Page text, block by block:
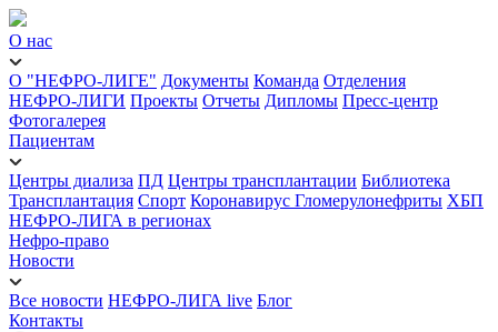
О нас
О "НЕФРО-ЛИГЕ" Документы Команда Отделения
НЕФРО-ЛИГИ Проекты Отчеты Дипломы Пресс-центр
Фотогалерея
Пациентам
Центры диализа ПД Центры трансплантации Библиотека
Трансплантация Спорт Коронавирус Гломерулонефриты ХБП
НЕФРО-ЛИГА в регионах
Нефро-право
Новости
Все новости НЕФРО-ЛИГА live Блог
Контакты